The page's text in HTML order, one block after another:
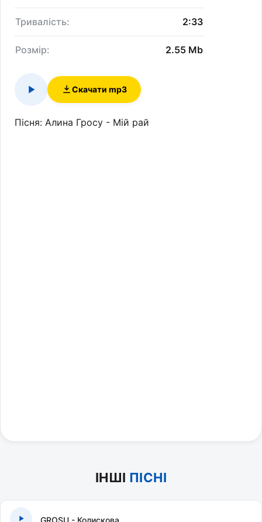
Тривалість: 2:33
Розмір: 2.55 Mb
Скачати mp3
Пісня: Алина Гросу - Мій рай
ІНШІ ПІСНІ
GROSU - Колискова